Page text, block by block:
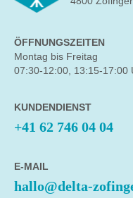
ÖFFNUNGSZEITEN
Montag bis Freitag
07:30-12:00, 13:15-17:00
KUNDENDIENST
+41 62 746 04 04
E-MAIL
hallo@delta-